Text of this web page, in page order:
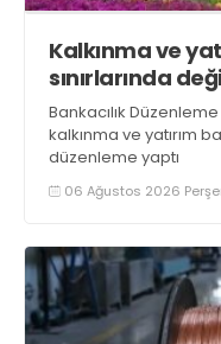
Kalkınma ve
sınırlarında
Bankacılık
kalkınma ve yatırım
düzenleme yaptı
06 Ağustos 2026